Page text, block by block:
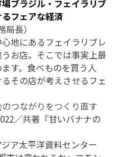
――ブラジル・フェイラリブ
フェアな経済
局長）
地にあるフェイラリブレ
お店。そこでは事実上最
す。食べものを買う人
その店が考えさせるフェ
のつながりをつくり直す
／共著『甘いバナナの
ア太平洋資料センター